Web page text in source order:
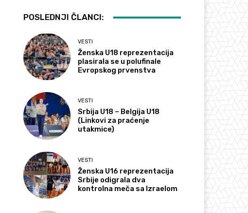
POSLEDNJI ČLANCI:
VESTI
Ženska U18 reprezentacija
plasirala se u polufinale
Evropskog prvenstva
VESTI
Srbija U18 – Belgija U18
(Linkovi za praćenje
utakmice)
VESTI
Ženska U16 reprezentacija
Srbije odigrala dva
kontrolna meča sa Izraelom